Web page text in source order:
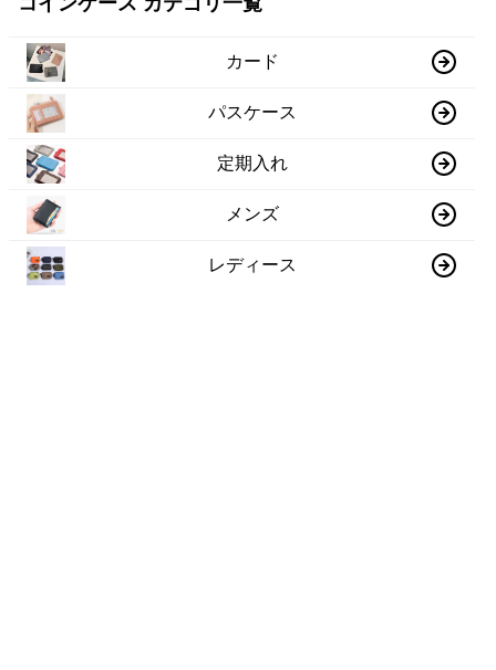
カード
パスケース
定期入れ
メンズ
レディース